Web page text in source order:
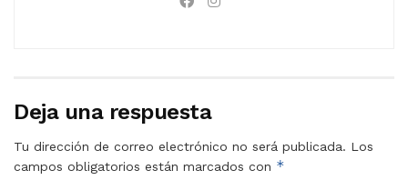
Deja una respuesta
Tu dirección de correo electrónico no será publicada. Los
campos obligatorios están marcados con *